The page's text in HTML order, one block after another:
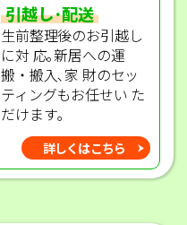
引越し･配送
生前整理後のお引越し
に対 応｡新居への運
搬・搬入､家 財のセッ
ティングもお任せい た
だけます｡
詳しくはこちら